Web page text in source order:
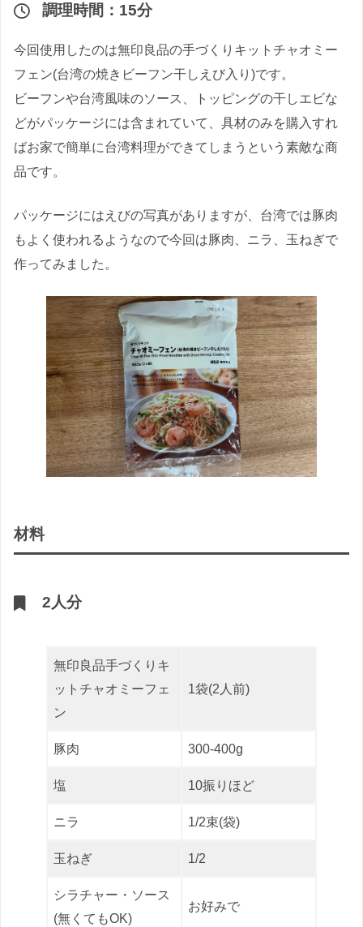
調理時間：15分
今回使用したのは無印良品の手づくりキットチャオミー
フェン(台湾の焼きビーフン干しえび入り)です。
ビーフンや台湾風味のソース、トッピングの干しエビな
どがパッケージには含まれていて、具材のみを購入すれ
ばお家で簡単に台湾料理ができてしまうという素敵な商
品です。
パッケージにはえびの写真がありますが、台湾では豚肉
もよく使われるようなので今回は豚肉、ニラ、玉ねぎで
作ってみました。
材料
2人分
無印良品手づくりキ
ットチャオミーフェ
ン
1袋(2人前)
豚肉 300-400g
塩 10振りほど
ニラ 1/2束(袋)
玉ねぎ 1/2
シラチャー・ソース
(無くてもOK)
お好みで